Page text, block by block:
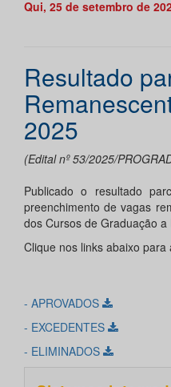
Qui, 25 de setembro de
Resultado
2025
(Edital nº 53/2025/
Publicado o resultado
preenchimento de vagas
dos Cursos de Graduação a
Clique nos links abaixo
- APROVADOS
- EXCEDENTES
- ELIMINADOS